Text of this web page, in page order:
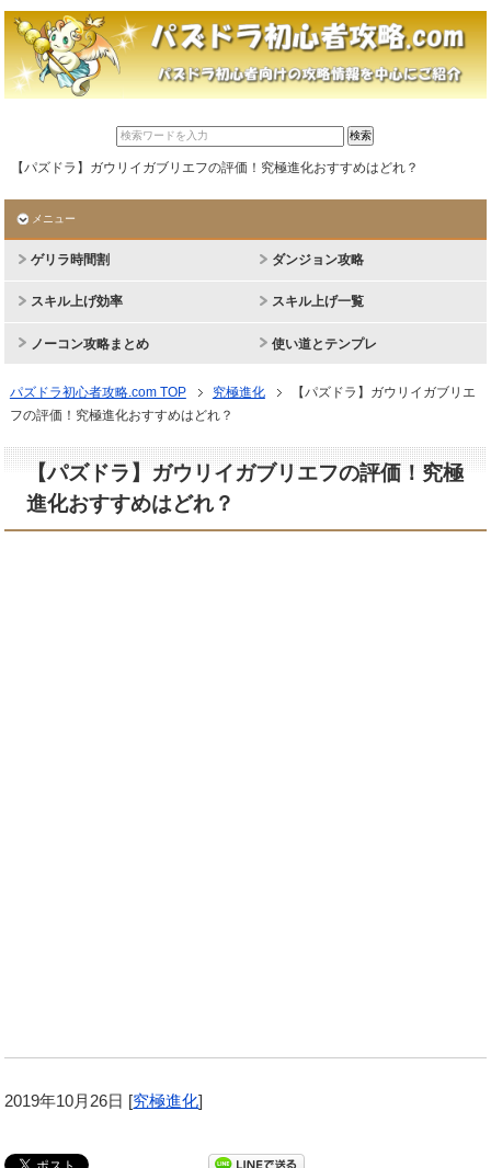
【パズドラ】ガウリイガブリエフの評価！究極進化おすすめはどれ？
メニュー
ゲリラ時間割 ダンジョン攻略
スキル上げ効率 スキル上げ一覧
ノーコン攻略まとめ 使い道とテンプレ
パズドラ初心者攻略.com TOP 究極進化
【パズドラ】ガウリイガブリエ
フの評価！究極進化おすすめはどれ？
【パズドラ】ガウリイガブリエフの評価！究極
進化おすすめはどれ？
2019年10月26日 [究極進化]